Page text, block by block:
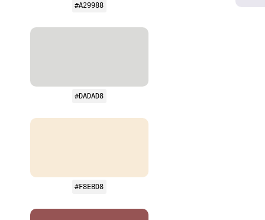
#A29988
#DADAD8
#F8EBD8